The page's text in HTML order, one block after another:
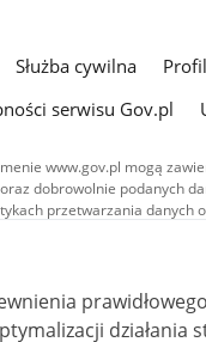
Służba cywilna
serwisu Gov.pl
www.gov.pl mogą
dobrowolnie podanych
przetwarzania danych
publikowane w
na licencji typu
4.0 (CC BY-SA 4.0).
na licencji typu
zależnych 4.0 (CC BY-
działania strony.